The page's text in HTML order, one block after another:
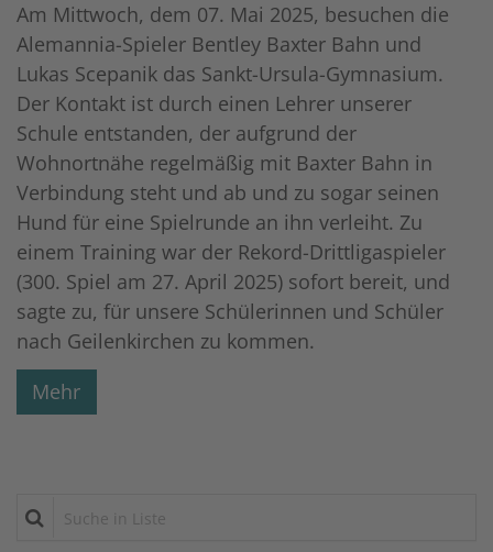
Am Mittwoch, dem 07. Mai 2025, besuchen die
Alemannia-Spieler Bentley Baxter Bahn und
Lukas Scepanik das Sankt-Ursula-Gymnasium.
Der Kontakt ist durch einen Lehrer unserer
Schule entstanden, der aufgrund der
Wohnortnähe regelmäßig mit Baxter Bahn in
Verbindung steht und ab und zu sogar seinen
Hund für eine Spielrunde an ihn verleiht. Zu
einem Training war der Rekord-Drittligaspieler
(300. Spiel am 27. April 2025) sofort bereit, und
sagte zu, für unsere Schülerinnen und Schüler
nach Geilenkirchen zu kommen.
Mehr
Suche in Liste